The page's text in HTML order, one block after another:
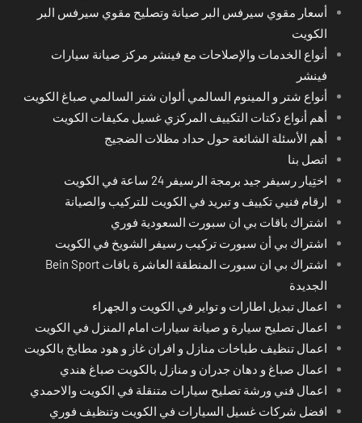
أسعار مقوي سيرفس البر صيانة وتصليح مقوي سيرفس البر
الكويت
أنواع الخدمات والإصلاحات مع فينشر مركز صيانة سيارات
فينشر
أنواع شتر و المينوم السالمي ألوان شتر السالمي صباغ الكويت
أهم أنواع دكتات التكييف المركزي غسيل مكيفات الكويت
أهم الأسئلة الشائعة حول حداد مظلات الضجيج
اتصل بنا
اختِيار رسيفر جيد برمجة الرسيفر 24 ساعة في الكويت
ارقام فنيي تكييف و تبريد في الكويت للتركيب والصيانة
اشتراك باقات بي ان سبورت السعودية فوري
اشتراك بي أن سبورت تركيب رسيفر الشويخ في الكويت
اشتراك بي ان سبورت المنطقة العاشرة باقات Bein Sport
الجديدة
اعمال تبديل اطارات و تواير في الكويت و الجهراء
اعمال تصليح سيارة و صيانة سيارات امام المنزل في الكويت
اعمال تنظيف طباخات منازل و افران غاز و هود مطابخ بالكويت
اعمال صباغ و دهان جدران و منازل بالكويت صباغ هندي
اعمال فني ورشة تصليح سيارات متنقلة في الكويت والاحمدي
افضل شركات غسيل السيارات في الكويت وتنظيف فوري